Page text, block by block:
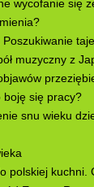
wycofanie się
muzyczny z
boję się pracy?
snu wieku
polskiej kuchni.